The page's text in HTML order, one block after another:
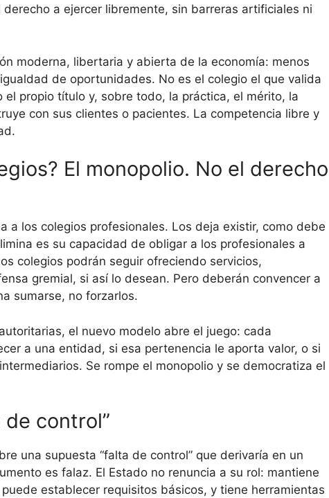
a ejercer libremente, sin barreras artificiales ni
moderna, libertaria y abierta de la economía: menos
de oportunidades. No es el colegio el que valida
propio título y, sobre todo, la práctica, el mérito, la
con sus clientes o pacientes. La competencia libre y
El monopolio. No el derecho
a los colegios profesionales. Los deja existir, como debe
es su capacidad de obligar a los profesionales a
colegios podrán seguir ofreciendo servicios,
gremial, si así lo desean. Pero deberán convencer a
sumarse, no forzarlos.
el nuevo modelo abre el juego: cada
a una entidad, si esa pertenencia le aporta valor, o si
Se rompe el monopolio y se democratiza el
de control”
una supuesta “falta de control” que derivaría en un
es falaz. El Estado no renuncia a su rol: mantiene
establecer requisitos básicos, y tiene herramientas